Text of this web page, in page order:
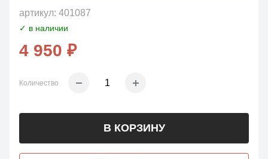
артикул: 401087
✓ в наличии
4 950 ₽
Количество
В КОРЗИНУ